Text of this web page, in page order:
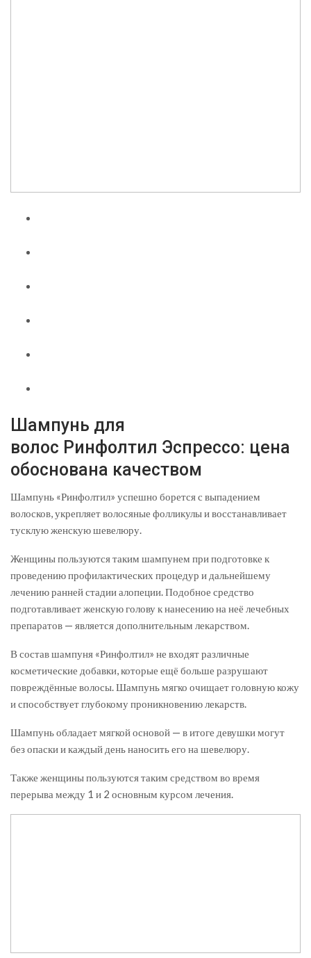
Шампунь для
волос Ринфолтил Эспрессо: цена
обоснована качеством
Шампунь «Ринфолтил» успешно борется с выпадением
волосков, укрепляет волосяные фолликулы и восстанавливает
тусклую женскую шевелюру.
Женщины пользуются таким шампунем при подготовке к
проведению профилактических процедур и дальнейшему
лечению ранней стадии алопеции. Подобное средство
подготавливает женскую голову к нанесению на неё лечебных
препаратов — является дополнительным лекарством.
В состав шампуня «Ринфолтил» не входят различные
косметические добавки, которые ещё больше разрушают
повреждённые волосы. Шампунь мягко очищает головную кожу
и способствует глубокому проникновению лекарств.
Шампунь обладает мягкой основой — в итоге девушки могут
без опаски и каждый день наносить его на шевелюру.
Также женщины пользуются таким средством во время
перерыва между 1 и 2 основным курсом лечения.